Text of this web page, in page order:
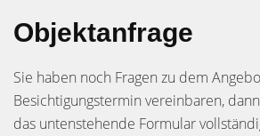
Objektanfrage
Sie haben noch Fragen zu dem
Besichtigungstermin vereinbaren,
das untenstehende Formular